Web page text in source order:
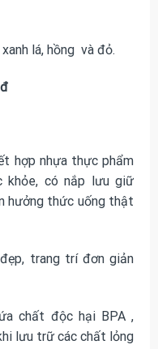
lá, hồng và đỏ.
hợp nhựa thực phẩm
khỏe, có nắp lưu giữ
hưởng thức uống thật
trang trí đơn giản
chất độc hại BPA ,
lưu trữ các chất lỏng